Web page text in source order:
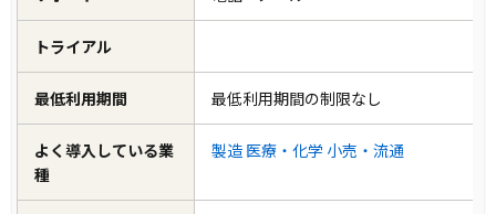
トライアル
最低利用期間 最低利用期間の制限なし
よく導入している業
種
製造 医療・化学 小売・流通